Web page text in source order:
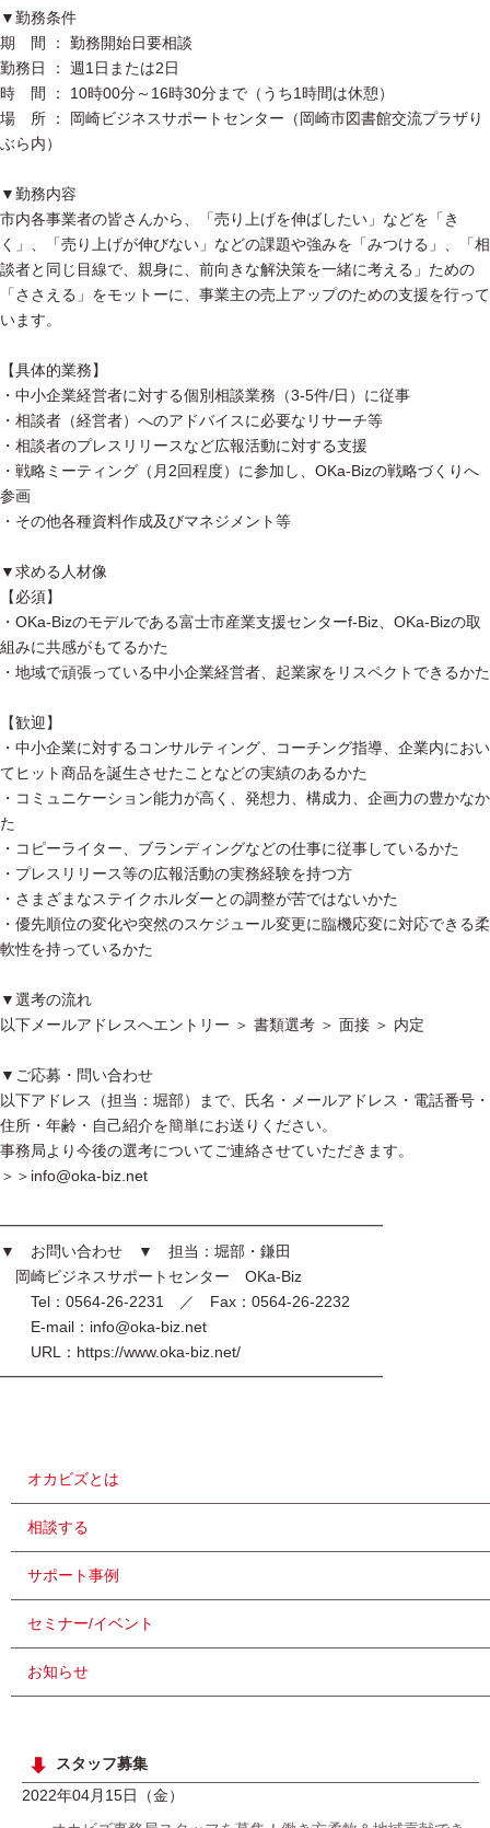
▼勤務条件
期 間 ： 勤務開始日要相談
勤務日 ： 週1日または2日
時 間 ： 10時00分～16時30分まで（うち1時間は休憩）
場 所 ： 岡崎ビジネスサポートセンター（岡崎市図書館交流プラザり
ぶら内）
▼勤務内容
市内各事業者の皆さんから、「売り上げを伸ばしたい」などを「き
く」、「売り上げが伸びない」などの課題や強みを「みつける」、「相
談者と同じ目線で、親身に、前向きな解決策を一緒に考える」ための
「ささえる」をモットーに、事業主の売上アップのための支援を行って
います。
【具体的業務】
・中小企業経営者に対する個別相談業務（3-5件/日）に従事
・相談者（経営者）へのアドバイスに必要なリサーチ等
・相談者のプレスリリースなど広報活動に対する支援
・戦略ミーティング（月2回程度）に参加し、OKa-Bizの戦略づくりへ
参画
・その他各種資料作成及びマネジメント等
▼求める人材像
【必須】
・OKa-Bizのモデルである富士市産業支援センターf-Biz、OKa-Bizの取
組みに共感がもてるかた
・地域で頑張っている中小企業経営者、起業家をリスペクトできるかた
【歓迎】
・中小企業に対するコンサルティング、コーチング指導、企業内におい
てヒット商品を誕生させたことなどの実績のあるかた
・コミュニケーション能力が高く、発想力、構成力、企画力の豊かなか
た
・コピーライター、ブランディングなどの仕事に従事しているかた
・プレスリリース等の広報活動の実務経験を持つ方
・さまざまなステイクホルダーとの調整が苦ではないかた
・優先順位の変化や突然のスケジュール変更に臨機応変に対応できる柔
軟性を持っているかた
▼選考の流れ
以下メールアドレスへエントリー ＞ 書類選考 ＞ 面接 ＞ 内定
▼ご応募・問い合わせ
以下アドレス（担当：堀部）まで、氏名・メールアドレス・電話番号・
住所・年齢・自己紹介を簡単にお送りください。
事務局より今後の選考についてご連絡させていただきます。
＞＞info@oka-biz.net
━━━━━━━━━━━━━━━━━━━━━━━━━
▼ お問い合わせ ▼ 担当：堀部・鎌田
岡崎ビジネスサポートセンター OKa-Biz
Tel：0564-26-2231 ／ Fax：0564-26-2232
E-mail：info@oka-biz.net
URL：https://www.oka-biz.net/
━━━━━━━━━━━━━━━━━━━━━━━━━
オカビズとは
相談する
サポート事例
セミナー/イベント
お知らせ
スタッフ募集
2022年04月15日（金）